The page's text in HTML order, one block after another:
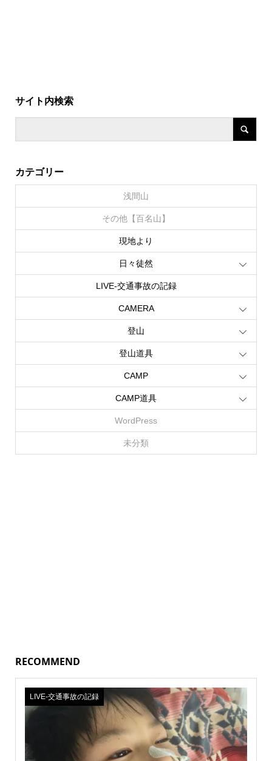
サイト内検索
カテゴリー
浅間山
その他【百名山】
現地より
日々徒然
LIVE‐交通事故の記録
CAMERA
登山
登山道具
CAMP
CAMP道具
WordPress
未分類
RECOMMEND
LIVE‐交通事故の記録